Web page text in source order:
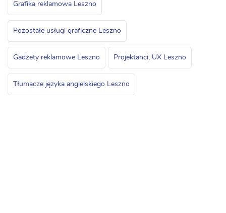
Grafika reklamowa Leszno
Pozostałe usługi graficzne Leszno
Gadżety reklamowe Leszno Projektanci, UX Leszno
Tłumacze języka angielskiego Leszno